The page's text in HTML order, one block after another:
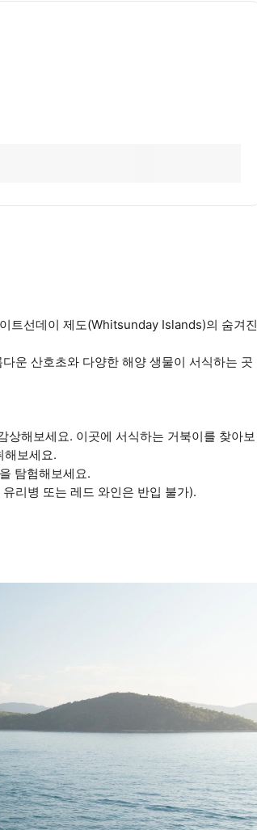
트선데이 제도(Whitsunday Islands)의 숨겨진
운 산호초와 다양한 해양 생물이 서식하는 곳
해보세요. 이곳에 서식하는 거북이를 찾아보
해보세요.
탐험해보세요.
리병 또는 레드 와인은 반입 불가).